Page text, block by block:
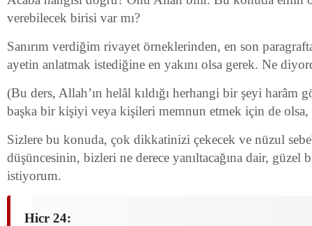
verebilecek birisi var mı?
Sanırım verdiğim rivayet örneklerinden, en son
ayetin anlatmak istediğine en yakını olsa gerek. Ne
(Bu ders, Allah’ın helâl kıldığı herhangi bir şeyi harâm
başka bir kişiyi veya kişileri memnun etmek için de
Sizlere bu konuda, çok dikkatinizi çekecek ve nüzul
düşüncesinin, bizleri ne derece yanıltacağına dair, güzel
istiyorum.
Hicr 24: